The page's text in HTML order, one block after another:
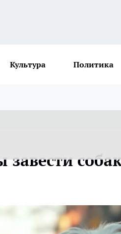
Культура Политика